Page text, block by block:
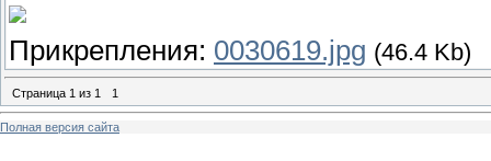
Прикрепления: 0030619.jpg (46.4 Kb)
Страница 1 из 1 1
Полная версия сайта